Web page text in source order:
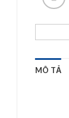
MÔ TẢ